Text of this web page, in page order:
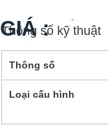
Thông số kỹ thuật
Thông số
Loại cấu hình
GIÁ :